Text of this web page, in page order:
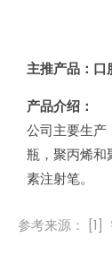
主推产品：口
产品介绍：
公司主要生产
瓶，聚丙烯和
素注射笔。
参考来源： [1]